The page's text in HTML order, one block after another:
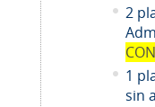
2
1
sin